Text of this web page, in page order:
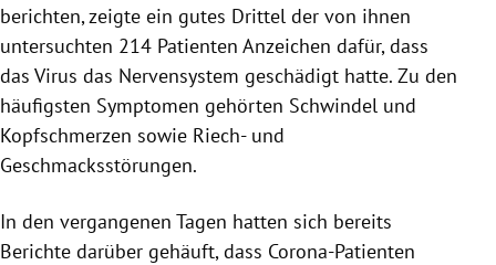
berichten, zeigte ein gutes Drittel der von ihnen
untersuchten 214 Patienten Anzeichen dafür, dass
das Virus das Nervensystem geschädigt hatte. Zu den
häufigsten Symptomen gehörten Schwindel und
Kopfschmerzen sowie Riech- und
Geschmacksstörungen.
In den vergangenen Tagen hatten sich bereits
Berichte darüber gehäuft, dass Corona-Patienten